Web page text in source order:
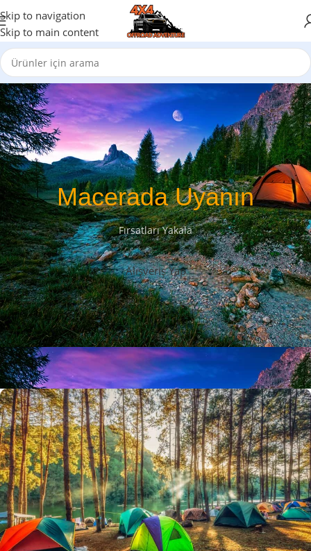
Skip to navigation
Skip to main content
Macerada Uyanın
Fırsatları Yakala
Alışveriş Yap